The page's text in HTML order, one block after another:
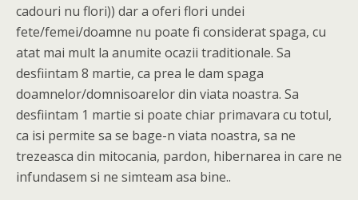
cadouri nu flori)) dar a oferi flori undei
fete/femei/doamne nu poate fi considerat spaga, cu
atat mai mult la anumite ocazii traditionale. Sa
desfiintam 8 martie, ca prea le dam spaga
doamnelor/domnisoarelor din viata noastra. Sa
desfiintam 1 martie si poate chiar primavara cu totul,
ca isi permite sa se bage-n viata noastra, sa ne
trezeasca din mitocania, pardon, hibernarea in care ne
infundasem si ne simteam asa bine..